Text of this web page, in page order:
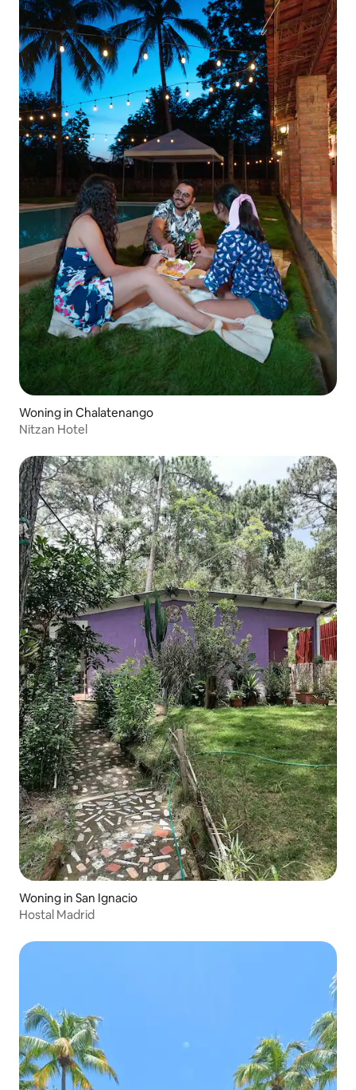
Woning in Chalatenango
Nitzan Hotel
Woning in San Ignacio
Hostal Madrid